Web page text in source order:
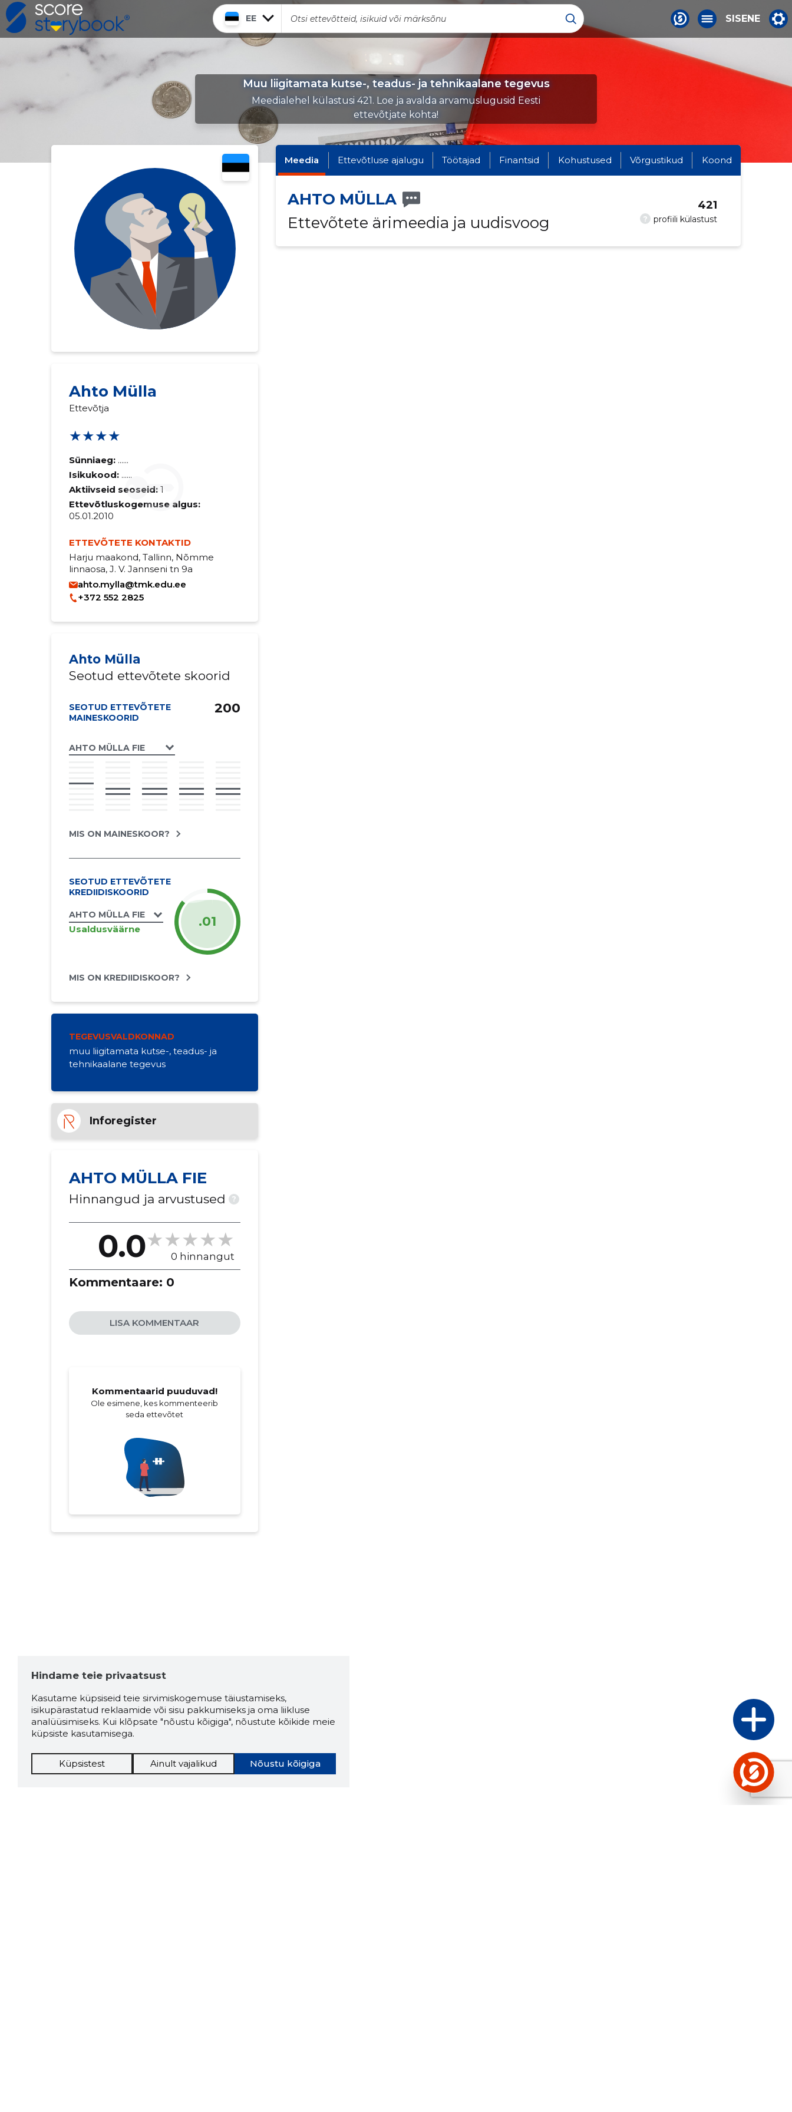
EE SISENE
Muu liigitamata kutse-, teadus- ja tehnikaalane tegevus
Meedialehel külastusi 421. Loe ja avalda arvamuslugusid Eesti
ettevõtjate kohta!
Ahto Mülla
Ettevõtja
★★★★
Sünniaeg: ......
Isikukood: ......
Aktiivseid seoseid: 1
Ettevõtluskogemuse algus:
05.01.2010
ETTEVÕTETE KONTAKTID
Harju maakond, Tallinn, Nõmme
linnaosa, J. V. Jannseni tn 9a
ahto.mylla@tmk.edu.ee
+372 552 2825
Ahto Mülla
Seotud ettevõtete skoorid
SEOTUD ETTEVÕTETE
MAINESKOORID
AHTO MÜLLA FIE
200
MIS ON MAINESKOOR?
SEOTUD ETTEVÕTETE
KREDIIDISKOORID
AHTO MÜLLA FIE
Usaldusväärne .01
MIS ON KREDIIDISKOOR?
TEGEVUSVALDKONNAD
muu liigitamata kutse-, teadus- ja
tehnikaalane tegevus
Inforegister
AHTO MÜLLA FIE
Hinnangud ja arvustused ?
0.0 0 hinnangut
Kommentaare: 0
LISA KOMMENTAAR
Kommentaarid puuduvad!
Ole esimene, kes kommenteerib
seda ettevõtet
Meedia Ettevõtluse ajalugu Töötajad Finantsid Kohustused Võrgustikud Koond
AHTO MÜLLA
Ettevõtete ärimeedia ja uudisvoog
? profiili külastust
421
Hindame teie privaatsust
Kasutame küpsiseid teie sirvimiskogemuse täiustamiseks,
isikupärastatud reklaamide või sisu pakkumiseks ja oma liikluse
analüüsimiseks. Kui klõpsate "nõustu kõigiga", nõustute kõikide meie
küpsiste kasutamisega.
Nõustu kõigiga
Küpsistest Ainult vajalikud